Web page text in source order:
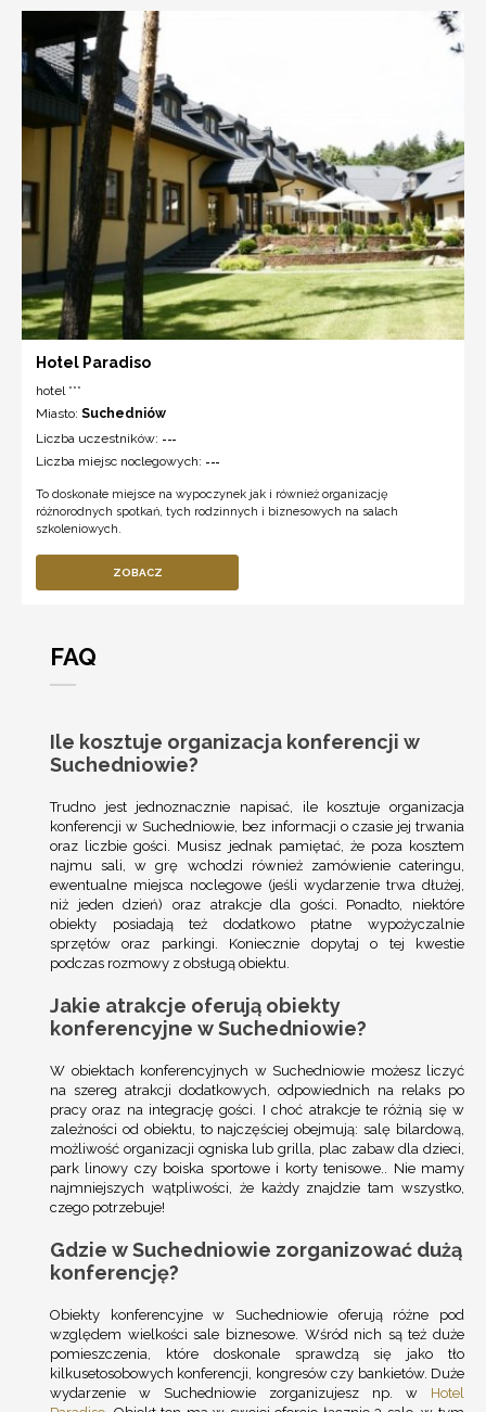
Hotel Paradiso
hotel ***
Miasto: Suchedniów
Liczba uczestników: ---
Liczba miejsc noclegowych: ---
To doskonałe miejsce na wypoczynek jak i również organizację
różnorodnych spotkań, tych rodzinnych i biznesowych na salach
szkoleniowych.
ZOBACZ
FAQ
Ile kosztuje organizacja konferencji w
Suchedniowie?
Trudno jest jednoznacznie napisać, ile kosztuje organizacja
konferencji w Suchedniowie, bez informacji o czasie jej trwania
oraz liczbie gości. Musisz jednak pamiętać, że poza kosztem
najmu sali, w grę wchodzi również zamówienie cateringu,
ewentualne miejsca noclegowe (jeśli wydarzenie trwa dłużej,
niż jeden dzień) oraz atrakcje dla gości. Ponadto, niektóre
obiekty posiadają też dodatkowo płatne wypożyczalnie
sprzętów oraz parkingi. Koniecznie dopytaj o tej kwestie
podczas rozmowy z obsługą obiektu.
Jakie atrakcje oferują obiekty
konferencyjne w Suchedniowie?
W obiektach konferencyjnych w Suchedniowie możesz liczyć
na szereg atrakcji dodatkowych, odpowiednich na relaks po
pracy oraz na integrację gości. I choć atrakcje te różnią się w
zależności od obiektu, to najczęściej obejmują: salę bilardową,
możliwość organizacji ogniska lub grilla, plac zabaw dla dzieci,
park linowy czy boiska sportowe i korty tenisowe.. Nie mamy
najmniejszych wątpliwości, że każdy znajdzie tam wszystko,
czego potrzebuje!
Gdzie w Suchedniowie zorganizować dużą
konferencję?
Obiekty konferencyjne w Suchedniowie oferują różne pod
względem wielkości sale biznesowe. Wśród nich są też duże
pomieszczenia, które doskonale sprawdzą się jako tło
kilkusetosobowych konferencji, kongresów czy bankietów. Duże
wydarzenie w Suchedniowie zorganizujesz np. w Hotel